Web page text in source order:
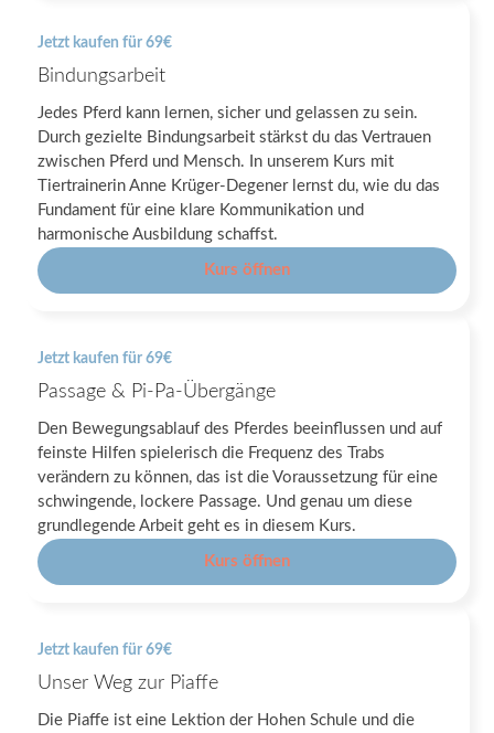
Jetzt kaufen für 69€
Bindungsarbeit
Jedes Pferd kann lernen, sicher und gelassen zu sein.
Durch gezielte Bindungsarbeit stärkst du das Vertrauen
zwischen Pferd und Mensch. In unserem Kurs mit
Tiertrainerin Anne Krüger-Degener lernst du, wie du das
Fundament für eine klare Kommunikation und
harmonische Ausbildung schaffst.
Kurs öffnen
Jetzt kaufen für 69€
Passage & Pi-Pa-Übergänge
Den Bewegungsablauf des Pferdes beeinflussen und auf
feinste Hilfen spielerisch die Frequenz des Trabs
verändern zu können, das ist die Voraussetzung für eine
schwingende, lockere Passage. Und genau um diese
grundlegende Arbeit geht es in diesem Kurs.
Kurs öffnen
Jetzt kaufen für 69€
Unser Weg zur Piaffe
Die Piaffe ist eine Lektion der Hohen Schule und die